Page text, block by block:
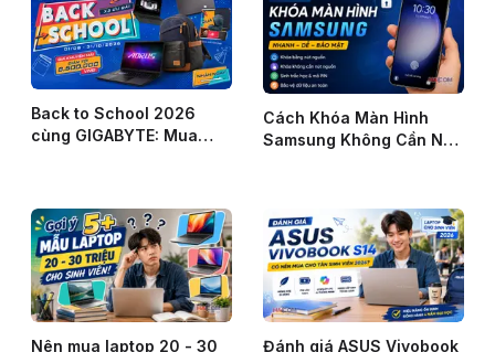
Back to School 2026
cùng GIGABYTE: Mua
Cách Khóa Màn Hình
Samsung Không Cần Nút
Nên mua laptop 20 - 30
Đánh giá ASUS Vivobook